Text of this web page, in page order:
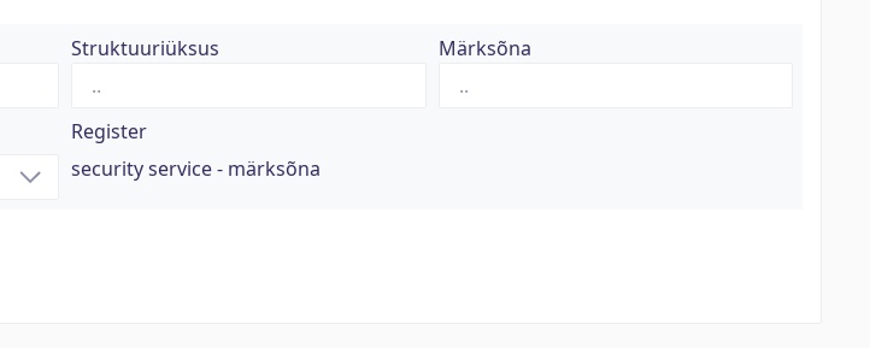
Struktuuriüksus Märksõna
Register
security service - märksõna